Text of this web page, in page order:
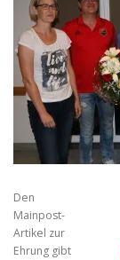
Den
Mainpost-
Artikel zur
Ehrung gibt